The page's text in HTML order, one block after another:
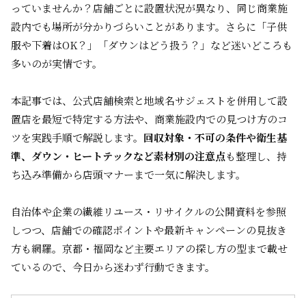
っていませんか？店舗ごとに設置状況が異なり、同じ商業施
設内でも場所が分かりづらいことがあります。さらに「子供
服や下着はOK？」「ダウンはどう扱う？」など迷いどころも
多いのが実情です。
本記事では、公式店舗検索と地域名サジェストを併用して設
置店を最短で特定する方法や、商業施設内での見つけ方のコ
ツを実践手順で解説します。 回収対象・不可の条件や衛生基
準、ダウン・ヒートテックなど素材別の注意点も整理し、持
ち込み準備から店頭マナーまで一気に解決します。
自治体や企業の繊維リユース・リサイクルの公開資料を参照
しつつ、店舗での確認ポイントや最新キャンペーンの見抜き
方も網羅。京都・福岡など主要エリアの探し方の型まで載せ
ているので、今日から迷わず行動できます。